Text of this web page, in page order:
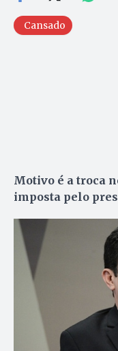
Cansado
Motivo é a troca
imposta pelo